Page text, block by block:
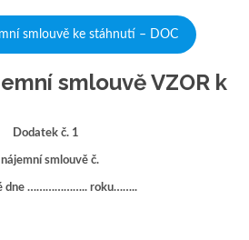
smlouvě ke stáhnutí – DOC
smlouvě VZOR k
Dodatek č. 1
nájemní smlouvě č.
dne ……………….. roku……..